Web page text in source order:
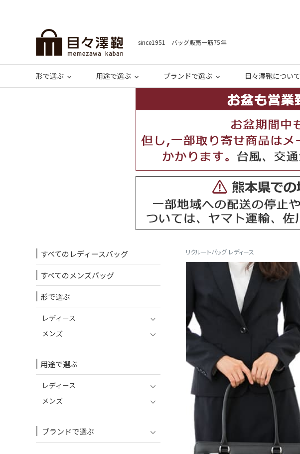
since1951 バッグ販売一筋75年
形で選ぶ 用途で選ぶ ブランドで選ぶ 目々澤鞄について
すべてのレディースバッグ
すべてのメンズバッグ
形で選ぶ
レディース
メンズ
用途で選ぶ
レディース
メンズ
ブランドで選ぶ
リクルートバッグ レディース